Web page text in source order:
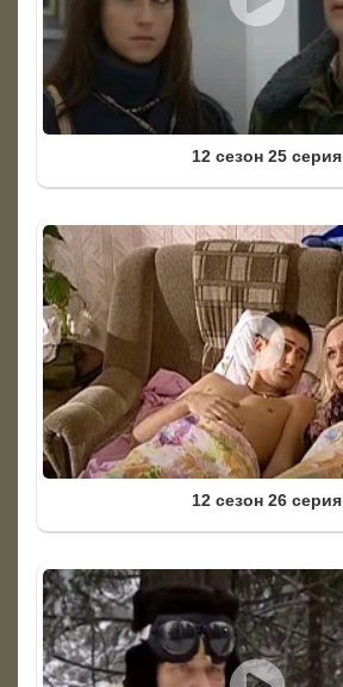
12 сезон 25 серия
12 сезон 26 серия